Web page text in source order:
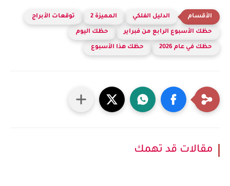
الدليل الفلكي المميزة 2 توقعات الأبراج
حظك الأسبوع الرابع من فبراير حظك اليوم
حظك في عام 2026 حظك هذا الأسبوع
مقالات قد تهمك